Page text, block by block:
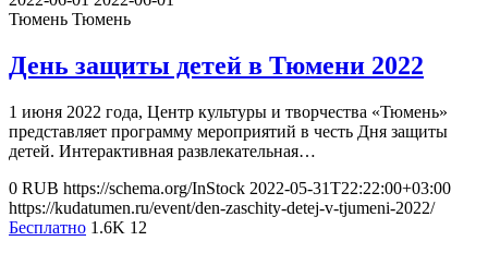
Тюмень Тюмень
День защиты детей в Тюмени 2022
1 июня 2022 года, Центр культуры и творчества «Тюмень»
представляет программу мероприятий в честь Дня защиты
детей. Интерактивная развлекательная…
0 RUB https://schema.org/InStock 2022-05-31T22:22:00+03:00
https://kudatumen.ru/event/den-zaschity-detej-v-tjumeni-2022/
Бесплатно 1.6K 12